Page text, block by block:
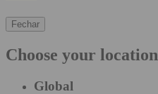
Fechar
Choose your location
Global